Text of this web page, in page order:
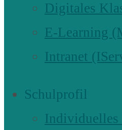
Digitales
E-Learning
Intranet
Schulprofil
Individuelles